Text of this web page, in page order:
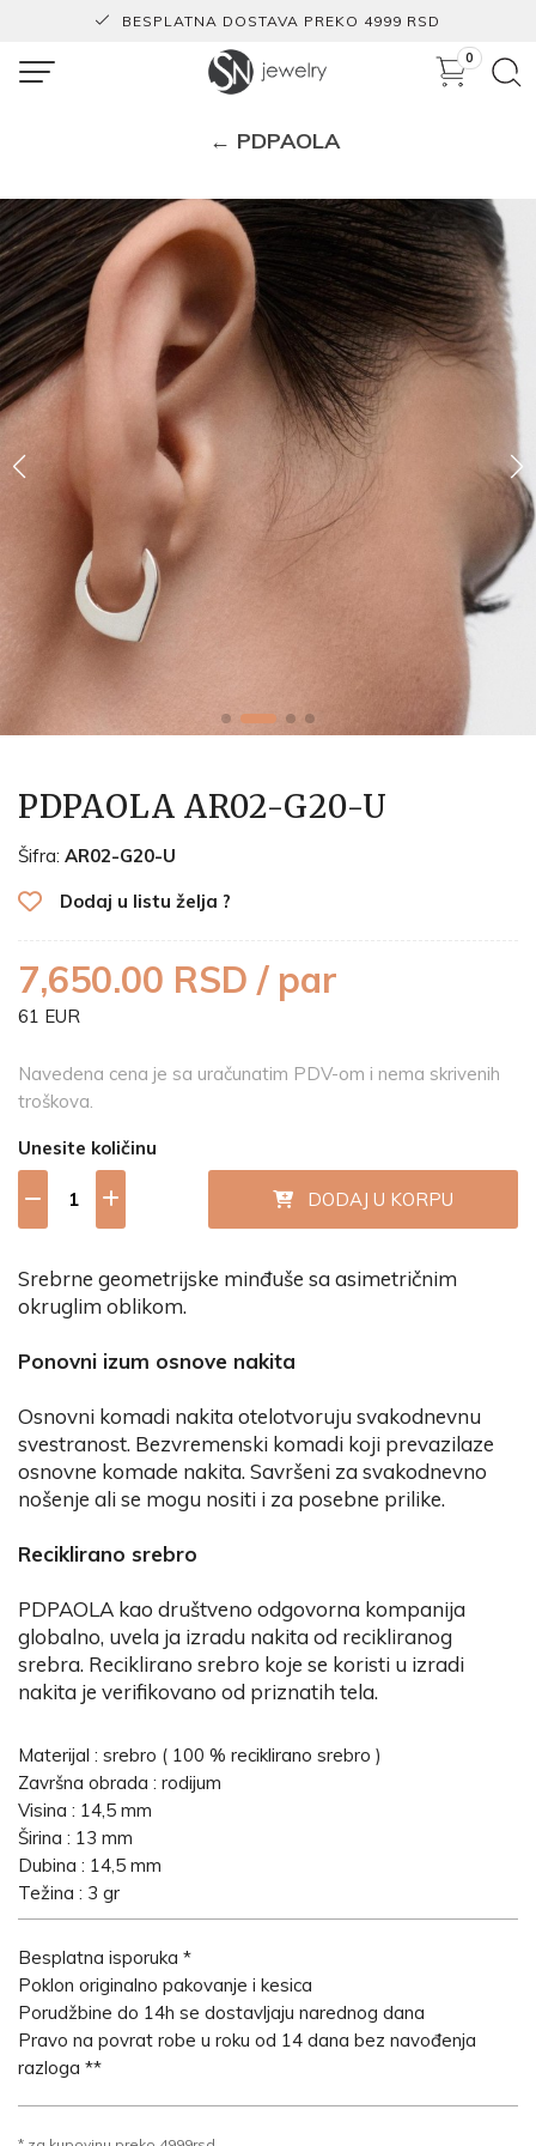
BESPLATNA DOSTAVA PREKO 4999 RSD
0
← PDPAOLA
PDPAOLA AR02-G20-U
Šifra: AR02-G20-U
Dodaj u listu želja ?
7,650.00 RSD / par
61 EUR
Navedena cena je sa uračunatim PDV-om i nema skrivenih
troškova.
Unesite količinu
DODAJ U KORPU
Srebrne geometrijske minđuše sa asimetričnim
okruglim oblikom.
Ponovni izum osnove nakita
Osnovni komadi nakita otelotvoruju svakodnevnu
svestranost. Bezvremenski komadi koji prevazilaze
osnovne komade nakita. Savršeni za svakodnevno
nošenje ali se mogu nositi i za posebne prilike.
Reciklirano srebro
PDPAOLA kao društveno odgovorna kompanija
globalno, uvela ja izradu nakita od recikliranog
srebra. Reciklirano srebro koje se koristi u izradi
nakita je verifikovano od priznatih tela.
Materijal : srebro ( 100 % reciklirano srebro )
Završna obrada : rodijum
Visina : 14,5 mm
Širina : 13 mm
Dubina : 14,5 mm
Težina : 3 gr
Besplatna isporuka *
Poklon originalno pakovanje i kesica
Porudžbine do 14h se dostavljaju narednog dana
Pravo na povrat robe u roku od 14 dana bez navođenja
razloga **